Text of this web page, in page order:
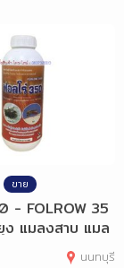
ขาย
- FOLROW 35
แมลงสาบ แมล
นนทบุรี